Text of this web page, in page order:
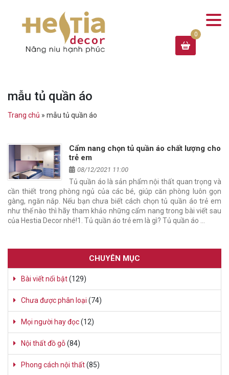
mẫu tủ quần áo
Trang chủ » mẫu tủ quần áo
Cẩm nang chọn tủ quần áo chất lượng cho
trẻ em
08/12/2021 11:00
Tủ quần áo là sản phẩm nội thất quan trọng và
cần thiết trong phòng ngủ của các bé, giúp căn phòng luôn gọn
gàng, ngăn nắp. Nếu bạn chưa biết cách chọn tủ quần áo trẻ em
như thế nào thì hãy tham khảo những cẩm nang trong bài viết sau
của Hestia Decor nhé!1. Tủ quần áo trẻ em là gì? Tủ quần áo …
CHUYÊN MỤC
Bài viết nổi bật(129)
Chưa được phân loại (74)
Mọi người hay đọc(12)
Nội thất đồ gỗ(84)
Phong cách nội thất(85)